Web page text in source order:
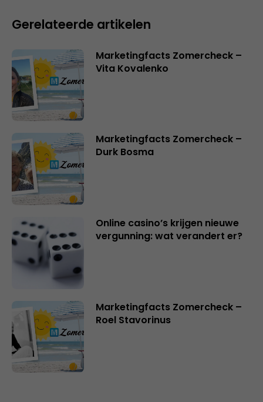
Gerelateerde artikelen
Marketingfacts Zomercheck –
Vita Kovalenko
Marketingfacts Zomercheck –
Durk Bosma
Online casino’s krijgen nieuwe
vergunning: wat verandert er?
Marketingfacts Zomercheck –
Roel Stavorinus